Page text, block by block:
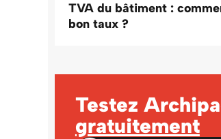
TVA du bâtiment :
bon taux ?
Testez
gratuitement